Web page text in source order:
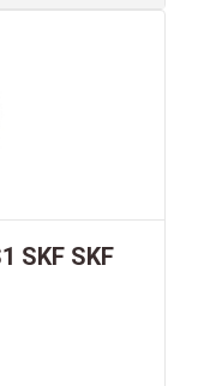
SKF SKF